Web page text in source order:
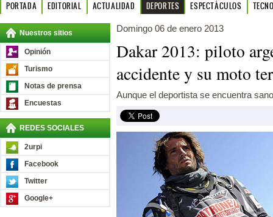
PORTADA EDITORIAL ACTUALIDAD DEPORTES ESPECTÁCULOS
Nuestros sitios
Opinión
Turismo
Notas de prensa
Encuestas
REDES SOCIALES
2urpi
Facebook
Twitter
Google+
Domingo 06 de enero 2013
Dakar 2013: piloto
accidente y su moto
Aunque el deportista se encuentra